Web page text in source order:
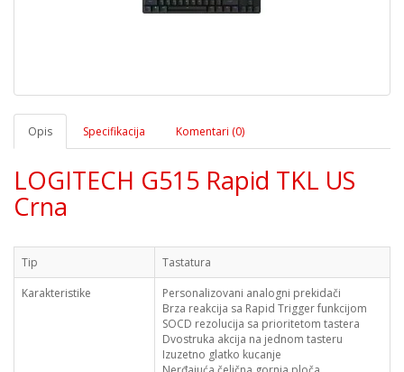
Opis Specifikacija Komentari (0)
LOGITECH G515 Rapid TKL US
Crna
Tip
Tastatura
Karakteristike
Personalizovani analogni prekidači
Brza reakcija sa Rapid Trigger funkcijom
SOCD rezolucija sa prioritetom tastera
Dvostruka akcija na jednom tasteru
Izuzetno glatko kucanje